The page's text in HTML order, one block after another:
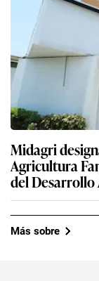
Midagri
Agricultura
del
Más sobre